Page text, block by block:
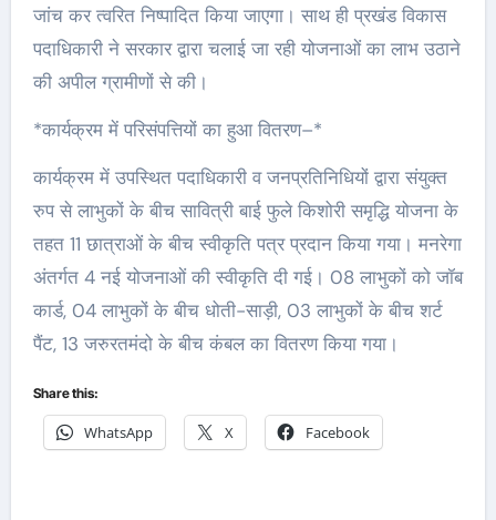
जांच कर त्वरित निष्पादित किया जाएगा। साथ ही प्रखंड विकास
पदाधिकारी ने सरकार द्वारा चलाई जा रही योजनाओं का लाभ उठाने
की अपील ग्रामीणों से की।
*कार्यक्रम में परिसंपत्तियों का हुआ वितरण–*
कार्यक्रम में उपस्थित पदाधिकारी व जनप्रतिनिधियों द्वारा संयुक्त
रुप से लाभुकों के बीच सावित्री बाई फुले किशोरी समृद्धि योजना के
तहत 11 छात्राओं के बीच स्वीकृति पत्र प्रदान किया गया। मनरेगा
अंतर्गत 4 नई योजनाओं की स्वीकृति दी गई। 08 लाभुकों को जॉब
कार्ड, 04 लाभुकों के बीच धोती-साड़ी, 03 लाभुकों के बीच शर्ट
पैंट, 13 जरुरतमंदो के बीच कंबल का वितरण किया गया।
Share this:
WhatsApp X Facebook